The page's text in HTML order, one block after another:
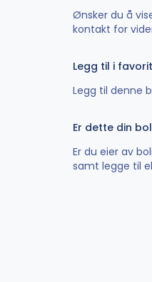
Ønsker du å
kontakt for
Legg til i
Legg til denne
Er dette din
Er du eier av
samt legge til